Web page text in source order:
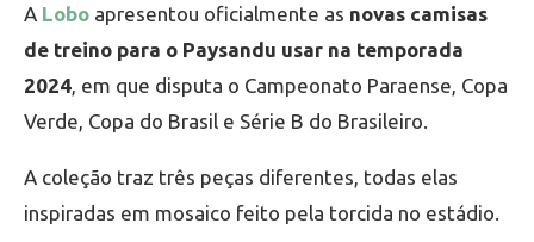
A Lobo apresentou oficialmente as novas camisas
de treino para o Paysandu usar na temporada
2024, em que disputa o Campeonato Paraense, Copa
Verde, Copa do Brasil e Série B do Brasileiro.
A coleção traz três peças diferentes, todas elas
inspiradas em mosaico feito pela torcida no estádio.